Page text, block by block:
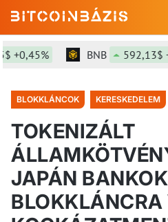
BNB 592,13$
BLOKKLÁNCOK KERESKEDELEM
TOKENIZÁLT
JAPÁN BANKOK